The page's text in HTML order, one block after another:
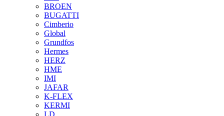
BROEN
BUGATTI
Cimberio
Global
Grundfos
Hermes
HERZ
HME
IMI
JAFAR
K-FLEX
KERMI
LD